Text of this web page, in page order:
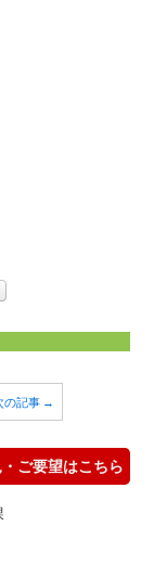
の記事 →
ご要望はこちら